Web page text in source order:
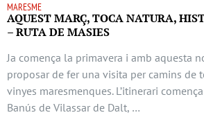
MARESME
AQUEST MARÇ, TOCA NATURA,
– RUTA DE MASIES
Ja comença la primavera i amb aquesta
proposar de fer una visita per camins de
vinyes maresmenques. L’itinerari
Banús de Vilassar de Dalt, …